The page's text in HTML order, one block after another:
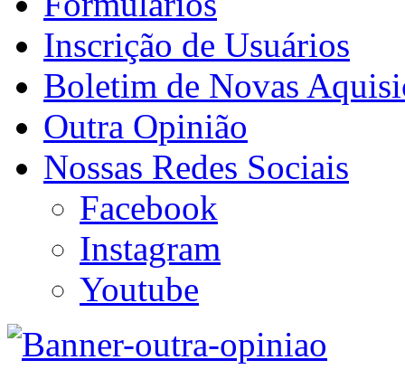
Inscrição de Usuários
Boletim de Novas
Outra Opinião
Nossas Redes Sociais
Facebook
Instagram
Youtube